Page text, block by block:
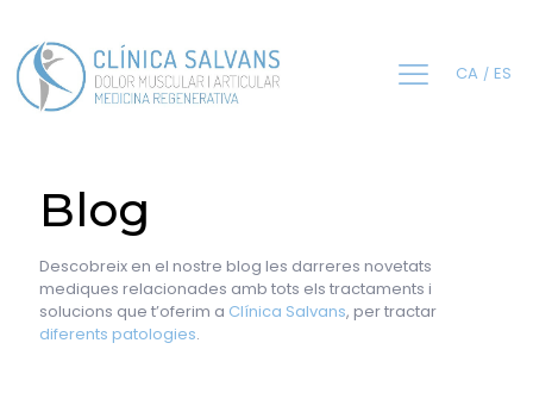
CA ES
Blog
Descobreix en el nostre blog les darreres novetats
mediques relacionades amb tots els tractaments i
solucions que t’oferim a Clínica Salvans, per tractar
diferents patologies.